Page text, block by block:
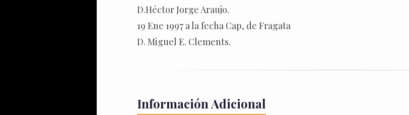
D.Héctor Jorge Araujo.
19 Ene 1997 a la fecha Cap, de Fragata
D. Miguel E. Clements.
Información Adicional